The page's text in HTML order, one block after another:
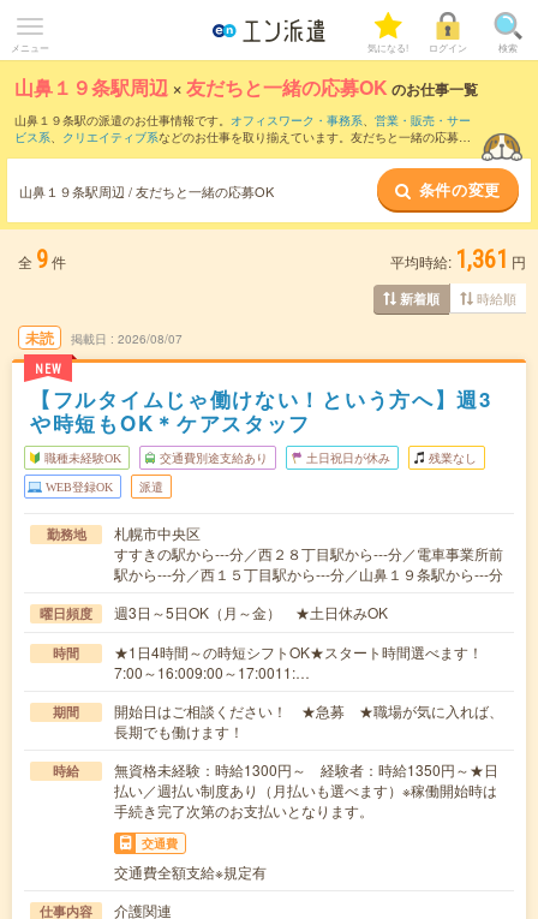
メニュー 気になる! ログイン 検索
山鼻１９条駅周辺 ×友だちと一緒の応募OK のお仕事一覧
山鼻１９条駅の派遣のお仕事情報です。 オフィスワーク・事務系、 営業・販売・サー
ビス系、 クリエイティブ系などのお仕事を取り揃えています。友だちと一緒の応募OK
山鼻１９条駅周辺 / 友だちと一緒の応募OK 条件の変更
全 9件 平均時給: 1,361 円
新着順 時給順
未読
NEW
掲載日 2026/08/07
【フルタイムじゃ働けない！という方へ】週3
や時短もOK＊ケアスタッフ
職種未経験OK 交通費別途支給あり 土日祝日が休み 残業なし
WEB登録OK 派遣
勤務地
札幌市中央区
すすきの駅から---分／西２８丁目駅から---分／電車事業所前
駅から---分／西１５丁目駅から---分／山鼻１９条駅から---分
曜日頻度 週3日～5日OK（月～金） ★土日休みOK
時間
★1日4時間～の時短シフトOK★スタート時間選べます！
7:00～16:009:00～17:0011:…
期間
開始日はご相談ください！ ★急募 ★職場が気に入れば、
長期でも働けます！
時給
無資格未経験：時給1300円～ 経験者：時給1350円～★日
払い／週払い制度あり（月払いも選べます）※稼働開始時は
手続き完了次第のお支払いとなります。
交通費
交通費全額支給※規定有
仕事内容
介護関連